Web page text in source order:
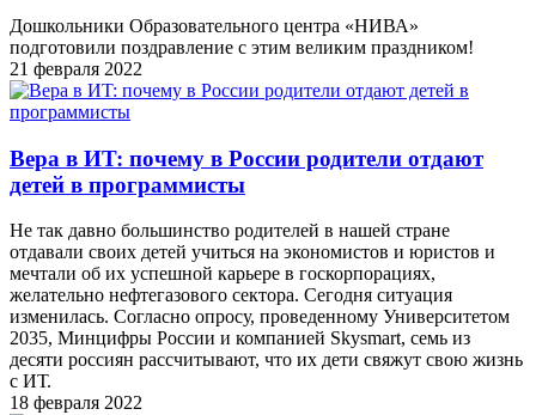
Дошкольники Образовательного центра «НИВА»
подготовили поздравление с этим великим праздником!
21 февраля 2022
Вера в ИT: почему в России родители отдают
детей в программисты
Не так давно большинство родителей в нашей стране
отдавали своих детей учиться на экономистов и юристов и
мечтали об их успешной карьере в госкорпорациях,
желательно нефтегазового сектора. Сегодня ситуация
изменилась. Согласно опросу, проведенному Университетом
2035, Минцифры России и компанией Skysmart, семь из
десяти россиян рассчитывают, что их дети свяжут свою жизнь
с ИТ.
18 февраля 2022